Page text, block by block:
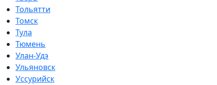
Тольятти
Томск
Тула
Тюмень
Улан-Удэ
Ульяновск
Уссурийск